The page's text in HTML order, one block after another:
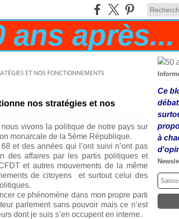
ET NOS FONCTIONNEMENTS
nos stratégies et nos
vivons la politique de notre pays sur
monarcale de la 5ème République.
et des années qui l’ont suivi n’ont pas
des affaires par les partis politiques et
et autres mouvements de la même
de citoyens et surtout celui des
ce phénomène dans mon propre parti
parlement sans pouvoir mais ce n’est
dont je suis s’en occupent en interne.
Ce
à